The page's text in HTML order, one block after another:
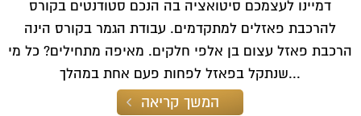
דמיינו לעצמכם סיטואציה בה הנכם סטודנטים בקורס
להרכבת פאזלים למתקדמים. עבודת הגמר בקורס הינה
הרכבת פאזל עצום בן אלפי חלקים. מאיפה מתחילים? כל מי
שנתקל בפאזל לפחות פעם אחת במהלך...
המשך קריאה